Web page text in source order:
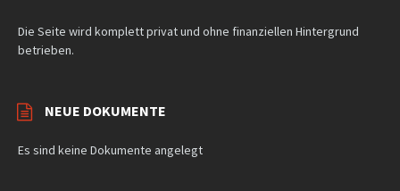
Die Seite wird komplett privat und ohne finanziellen Hintergrund
betrieben.
NEUE DOKUMENTE
Es sind keine Dokumente angelegt